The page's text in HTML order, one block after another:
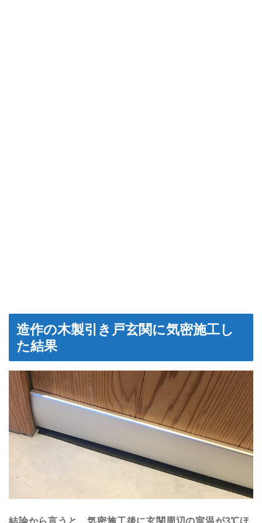
造作の木製引き戸玄関に気密施工し
た結果
結論から言うと、気密施工後に玄関周辺の室温が3℃ほ